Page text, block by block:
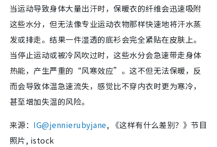
当运动导致身体大量出汗时，保暖衣的纤维会迅速吸附
这些水分，但无法像专业运动衣物那样快速地将汗水蒸
发或排走。结果一件湿透的底衫会完全紧贴在皮肤上。
当停止运动或被冷风吹过时，这些水分会急速带走身体
热能，产生严重的“风寒效应”。这不但无法保暖，反
而会导致体温急速流失，感觉比不穿内衣时更为寒冷，
甚至增加失温的风险。
来源： IG@jennierubyjane, 《这样有什么差别？》节目
照片, istock